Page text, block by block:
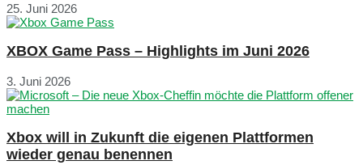
25. Juni 2026
XBOX Game Pass – Highlights im Juni 2026
3. Juni 2026
Xbox will in Zukunft die eigenen Plattformen
wieder genau benennen